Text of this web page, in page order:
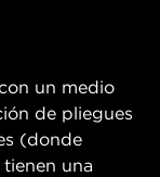
un medio
de pliegues
(donde
una